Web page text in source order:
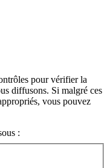
pour vérifier la
diffusons. Si malgré ces
vous pouvez
: